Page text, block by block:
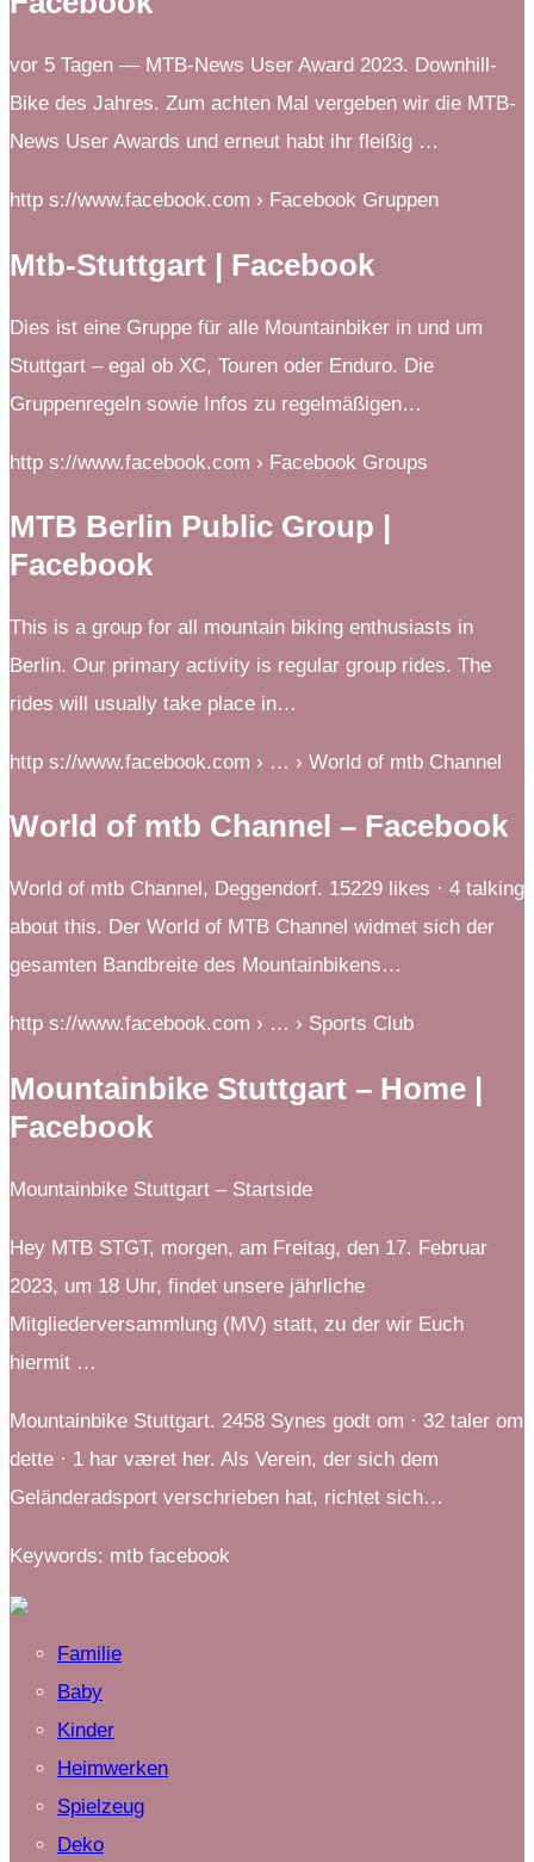
vor 5 Tagen — MTB-News User Award 2023. Downhill-
Bike des Jahres. Zum achten Mal vergeben wir die MTB-
News User Awards und erneut habt ihr fleißig …
http s://www.facebook.com › Facebook Gruppen
Mtb-Stuttgart | Facebook
Dies ist eine Gruppe für alle Mountainbiker in und um
Stuttgart – egal ob XC, Touren oder Enduro. Die
Gruppenregeln sowie Infos zu regelmäßigen…
http s://www.facebook.com › Facebook Groups
MTB Berlin Public Group |
Facebook
This is a group for all mountain biking enthusiasts in
Berlin. Our primary activity is regular group rides. The
rides will usually take place in…
http s://www.facebook.com › … › World of mtb Channel
World of mtb Channel – Facebook
World of mtb Channel, Deggendorf. 15229 likes · 4 talking
about this. Der World of MTB Channel widmet sich der
gesamten Bandbreite des Mountainbikens…
http s://www.facebook.com › … › Sports Club
Mountainbike Stuttgart – Home |
Facebook
Mountainbike Stuttgart – Startside
Hey MTB STGT, morgen, am Freitag, den 17. Februar
2023, um 18 Uhr, findet unsere jährliche
Mitgliederversammlung (MV) statt, zu der wir Euch
hiermit …
Mountainbike Stuttgart. 2458 Synes godt om · 32 taler om
dette · 1 har været her. Als Verein, der sich dem
Geländeradsport verschrieben hat, richtet sich…
Keywords: mtb facebook
Familie
Baby
Kinder
Heimwerken
Spielzeug
Deko